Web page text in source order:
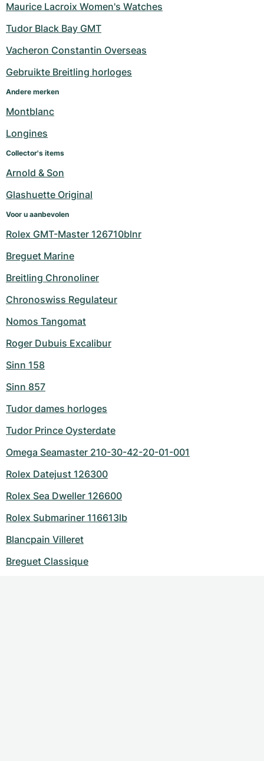
Maurice Lacroix Women's Watches
Tudor Black Bay GMT
Vacheron Constantin Overseas
Gebruikte Breitling horloges
Andere merken
Montblanc
Longines
Collector's items
Arnold & Son
Glashuette Original
Voor u aanbevolen
Rolex GMT-Master 126710blnr
Breguet Marine
Breitling Chronoliner
Chronoswiss Regulateur
Nomos Tangomat
Roger Dubuis Excalibur
Sinn 158
Sinn 857
Tudor dames horloges
Tudor Prince Oysterdate
Omega Seamaster 210-30-42-20-01-001
Rolex Datejust 126300
Rolex Sea Dweller 126600
Rolex Submariner 116613lb
Blancpain Villeret
Breguet Classique